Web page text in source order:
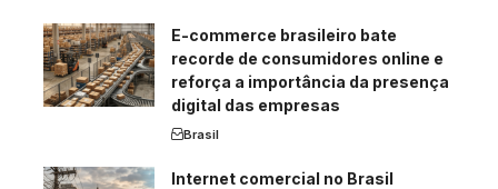
E-commerce brasileiro bate
recorde de consumidores online e
reforça a importância da presença
digital das empresas
Brasil
Internet comercial no Brasil